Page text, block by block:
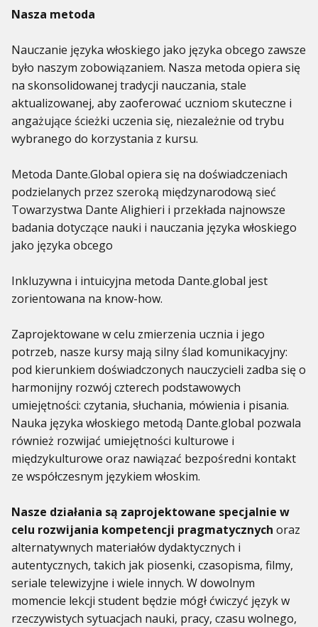
Nasza metoda
Nauczanie języka włoskiego jako języka obcego zawsze
było naszym zobowiązaniem. Nasza metoda opiera się
na skonsolidowanej tradycji nauczania, stale
aktualizowanej, aby zaoferować uczniom skuteczne i
angażujące ścieżki uczenia się, niezależnie od trybu
wybranego do korzystania z kursu.
Metoda Dante.Global opiera się na doświadczeniach
podzielanych przez szeroką międzynarodową sieć
Towarzystwa Dante Alighieri i przekłada najnowsze
badania dotyczące nauki i nauczania języka włoskiego
jako języka obcego
Inkluzywna i intuicyjna metoda Dante.global jest
zorientowana na know-how.
Zaprojektowane w celu zmierzenia ucznia i jego
potrzeb, nasze kursy mają silny ślad komunikacyjny:
pod kierunkiem doświadczonych nauczycieli zadba się o
harmonijny rozwój czterech podstawowych
umiejętności: czytania, słuchania, mówienia i pisania.
Nauka języka włoskiego metodą Dante.global pozwala
również rozwijać umiejętności kulturowe i
międzykulturowe oraz nawiązać bezpośredni kontakt
ze współczesnym językiem włoskim.
Nasze działania są zaprojektowane specjalnie w
celu rozwijania kompetencji pragmatycznych oraz
alternatywnych materiałów dydaktycznych i
autentycznych, takich jak piosenki, czasopisma, filmy,
seriale telewizyjne i wiele innych. W dowolnym
momencie lekcji student będzie mógł ćwiczyć język w
rzeczywistych sytuacjach nauki, pracy, czasu wolnego,